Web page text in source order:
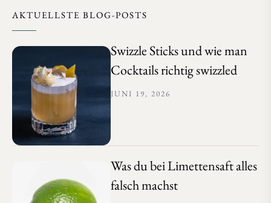
AKTUELLSTE BLOG-POSTS
Swizzle Sticks und wie man
Cocktails richtig swizzled
JUNI 19, 2026
Was du bei Limettensaft alles
falsch machst